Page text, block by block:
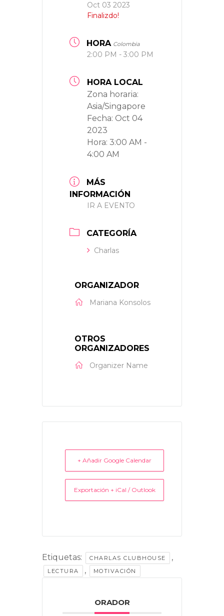
Oct 03 2023
Finalizdo!
HORA Colombia
2:00 PM - 3:00 PM
HORA LOCAL
Zona horaria:
Asia/Singapore
Fecha: Oct 04
2023
Hora: 3:00 AM -
4:00 AM
MÁS
INFORMACIÓN
IR A EVENTO
CATEGORÍA
Charlas
ORGANIZADOR
Mariana Konsolos
OTROS
ORGANIZADORES
Organizer Name
+ Añadir Google Calendar
Exportación + iCal / Outlook
Etiquetas: CHARLAS CLUBHOUSE ,
LECTURA , MOTIVACIÓN
ORADOR